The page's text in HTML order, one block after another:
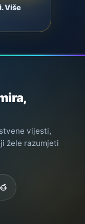
Više
vijesti,
žele razumjeti